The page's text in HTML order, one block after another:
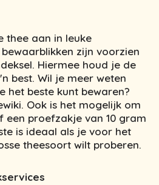
thee aan in leuke
zijn voorzien
Hiermee houd je de
best. Wil je meer weten
het beste kunt bewaren?
Ook is het mogelijk om
een proefzakje van 10 gram
is ideaal als je voor het
theesoort wilt proberen.